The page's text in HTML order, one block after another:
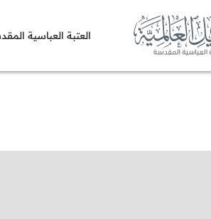
العتبة العباسية